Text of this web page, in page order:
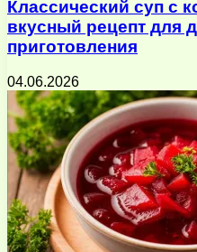
Классический суп с
вкусный рецепт для
приготовления
04.06.2026